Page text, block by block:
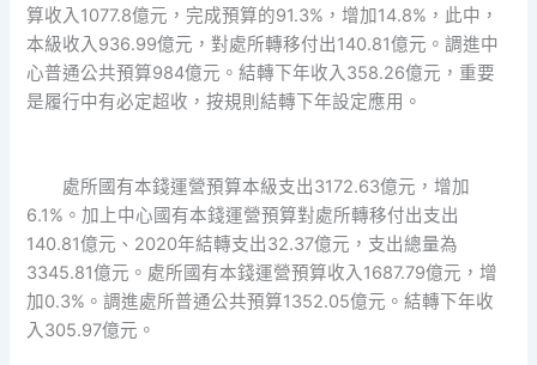
算收入1077.8億元，完成預算的91.3%，增加14.8%，此中，
本級收入936.99億元，對處所轉移付出140.81億元。調進中
心普通公共預算984億元。結轉下年收入358.26億元，重要
是履行中有必定超收，按規則結轉下年設定應用。
處所國有本錢運營預算本級支出3172.63億元，增加
6.1%。加上中心國有本錢運營預算對處所轉移付出支出
140.81億元、2020年結轉支出32.37億元，支出總量為
3345.81億元。處所國有本錢運營預算收入1687.79億元，增
加0.3%。調進處所普通公共預算1352.05億元。結轉下年收
入305.97億元。